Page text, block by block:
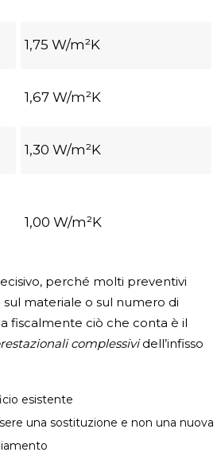
1,75 W/m²K
1,67 W/m²K
1,30 W/m²K
1,00 W/m²K
perché molti preventivi
materiale o sul numero di
fiscalmente ciò che conta è il
complessividell’infisso
esistente
una sostituzione e non una nuova